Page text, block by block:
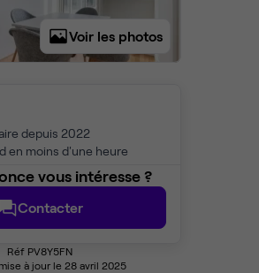
Voir les photos
depuis 2022
en moins d'une heure
vous intéresse ?
Contacter
Réf PV8Y5FN
à jour le 28 avril 2025